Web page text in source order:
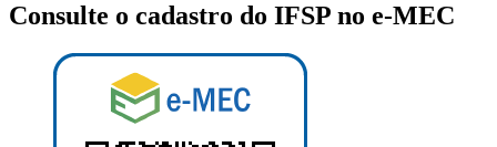
Consulte o cadastro do IFSP no e-MEC